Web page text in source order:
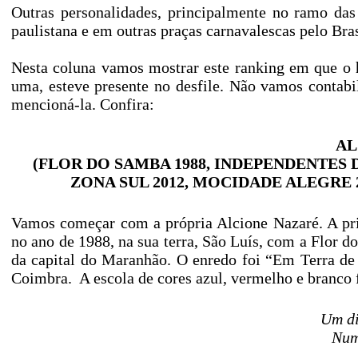
Outras personalidades, principalmente no ramo
paulistana e em outras praças carnavalescas pelo
Nesta coluna vamos mostrar este ranking em que
uma, esteve presente no desfile. Não vamos
mencioná-la. Confira:
(FLOR DO SAMBA 1988, INDEPENDENTES
ZONA SUL 2012, MOCIDADE
Vamos começar com a própria Alcione Nazaré. A
no ano de 1988, na sua terra, São Luís, com a Flor
da capital do Maranhão. O enredo foi “Em Terra
Coimbra. A escola de cores azul, vermelho e
Um